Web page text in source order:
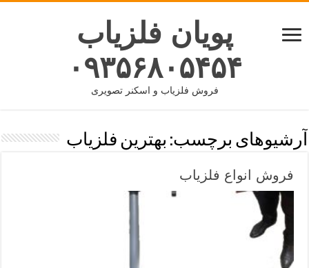
پویان فلزیاب
۰۹۳۵۶۸۰۵۴۵۴
فروش فلزیاب و اسکنر تصویری
آرشیوهای برچسب: بهترین فلزیاب
فروش انواع فلزیاب